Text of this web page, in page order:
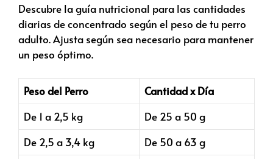
Descubre la guía nutricional para las cantidades
diarias de concentrado según el peso de tu perro
adulto. Ajusta según sea necesario para mantener
un peso óptimo.
Peso del Perro
Cantidad x Día
De 1 a 2,5 kg
De 25 a 50 g
De 2,5 a 3,4 kg
De 50 a 63 g